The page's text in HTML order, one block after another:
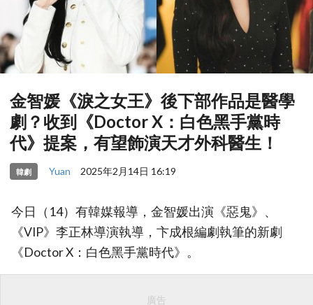
金智媛《淚之女王》後下部作品是醫學
劇？收到《Doctor X：白色黑手黨時
代》提案，有望飾演天才外科醫生！
韓劇 Yuan 2025年2月14日 16:19
今日（14）有韓媒報導，金智媛出演《惡鬼》、
《VIP》李正林導演執導，卞成根編劇執筆的新劇
《Doctor X：白色黑手黨時代》。
廣告